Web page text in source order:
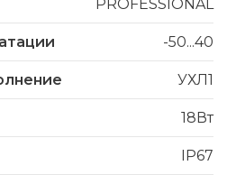
PROFESSIONAL
-50...40
УХЛ1
18Вт
IP67